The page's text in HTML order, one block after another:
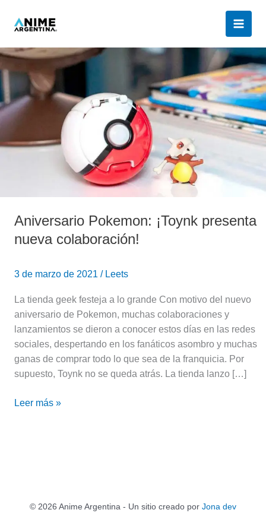
Aniversario Pokemon: ¡Toynk presenta
nueva colaboración!
3 de marzo de 2021 / Leets
La tienda geek festeja a lo grande Con motivo del nuevo
aniversario de Pokemon, muchas colaboraciones y
lanzamientos se dieron a conocer estos días en las redes
sociales, despertando en los fanáticos asombro y muchas
ganas de comprar todo lo que sea de la franquicia. Por
supuesto, Toynk no se queda atrás. La tienda lanzo […]
Aniversario
Pokemon:
¡Toynk
presenta
nueva
colaboración!
Leer más »
© 2026 Anime Argentina - Un sitio creado por Jona dev